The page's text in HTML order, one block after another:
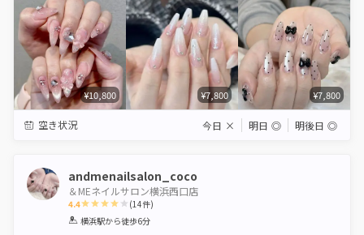
¥10,800 ¥7,800 ¥7,800
空き状況 今日 × 明日 ◎ 明後日 ◎
andmenailsalon_coco
＆MEネイルサロン横浜西口店
4.4
1 2 3 4 5
(14件)
横浜駅から徒歩6分